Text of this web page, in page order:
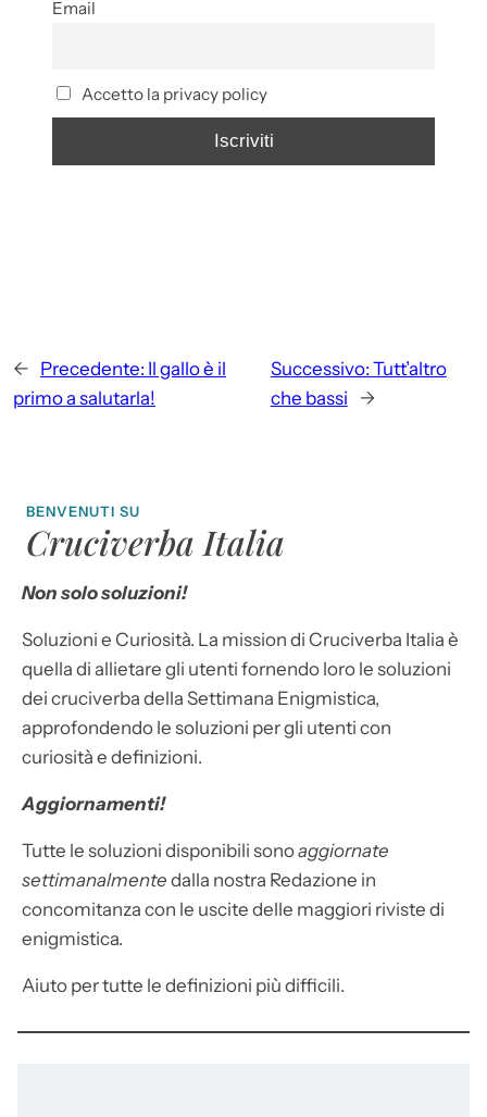
Email
Accetto la privacy policy
← Precedente: Il gallo è il
primo a salutarla!
Successivo: Tutt’altro
che bassi
→
BENVENUTI SU
Cruciverba Italia
Non solo soluzioni!
Soluzioni e Curiosità. La mission di Cruciverba Italia è
quella di allietare gli utenti fornendo loro le soluzioni
dei cruciverba della Settimana Enigmistica,
approfondendo le soluzioni per gli utenti con
curiosità e definizioni.
Aggiornamenti!
Tutte le soluzioni disponibili sonoaggiornate
settimanalmente dalla nostra Redazione in
concomitanza con le uscite delle maggiori riviste di
enigmistica.
Aiuto per tutte le definizioni più difficili.